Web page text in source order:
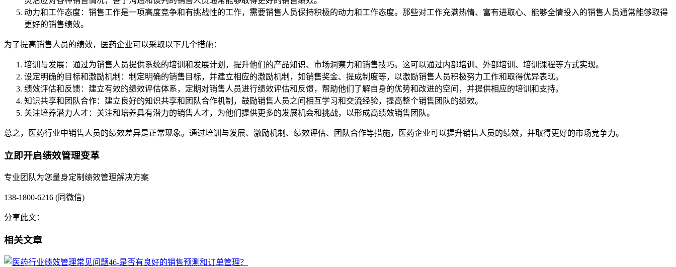
动力和工作态度：销售工作是一项高度竞争和有挑战性的工作，需要销售人员保持积极的动力和工作态度。那些对工作充满热情、富有进取心、能够全情投入的销售人员通常能够取得
更好的销售绩效。
为了提高销售人员的绩效，医药企业可以采取以下几个措施：
培训与发展：通过为销售人员提供系统的培训和发展计划，提升他们的产品知识、市场洞察力和销售技巧。这可以通过内部培训、外部培训、培训课程等方式实现。
设定明确的目标和激励机制：制定明确的销售目标，并建立相应的激励机制，如销售奖金、提成制度等，以激励销售人员积极努力工作和取得优异表现。
绩效评估和反馈：建立有效的绩效评估体系，定期对销售人员进行绩效评估和反馈，帮助他们了解自身的优势和改进的空间，并提供相应的培训和支持。
知识共享和团队合作：建立良好的知识共享和团队合作机制，鼓励销售人员之间相互学习和交流经验，提高整个销售团队的绩效。
关注培养潜力人才：关注和培养具有潜力的销售人才，为他们提供更多的发展机会和挑战，以形成高绩效销售团队。
总之，医药行业中销售人员的绩效差异是正常现象。通过培训与发展、激励机制、绩效评估、团队合作等措施，医药企业可以提升销售人员的绩效，并取得更好的市场竞争力。
立即开启绩效管理变革
专业团队为您量身定制绩效管理解决方案
138-1800-6216 (同微信)
分享此文：
相关文章